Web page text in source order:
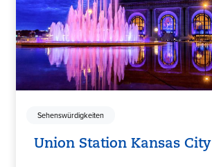
Sehenswürdigkeiten
Union Station Kansas City